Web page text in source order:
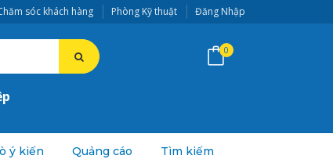
sóc khách hàng Phòng Kỹ thuật Đăng Nhập
0
ý kiến Quảng cáo Tìm kiếm